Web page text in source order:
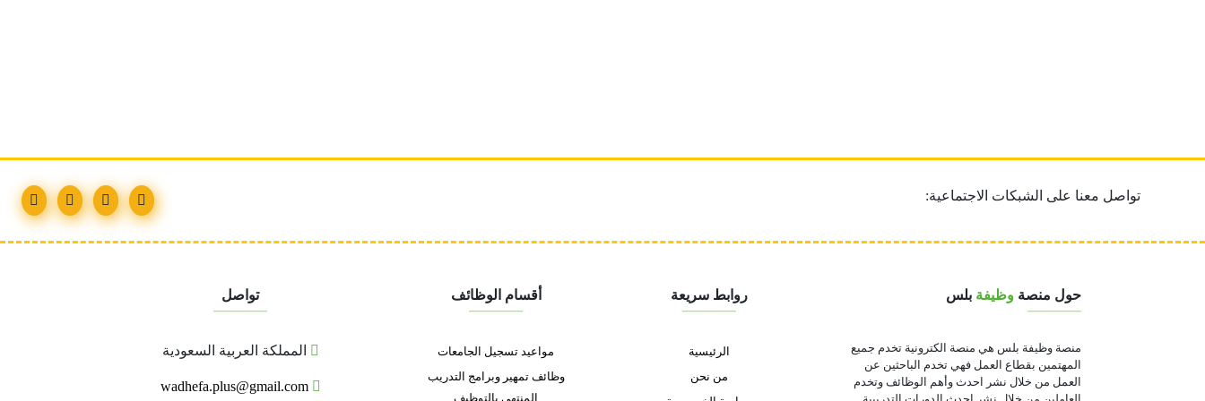
تواصل معنا على الشبكات الاجتماعية:
حول منصة وظيفة بلس
منصة وظيفة بلس هي منصة الكترونية تخدم جميع
المهتمين بقطاع العمل فهي تخدم الباحثين عن
العمل من خلال نشر احدث وأهم الوظائف وتخدم
روابط سريعة
الرئيسية
من نحن
أقسام الوظائف
مواعيد تسجيل الجامعات
وظائف تمهير وبرامج التدريب
تواصل
المملكة العربية السعودية
wadhefa.plus@gmail.com